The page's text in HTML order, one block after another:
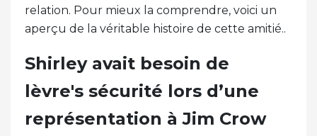
relation. Pour mieux la comprendre, voici un
aperçu de la véritable histoire de cette amitié..
Shirley avait besoin de
lèvre's sécurité lors d’une
représentation à Jim Crow